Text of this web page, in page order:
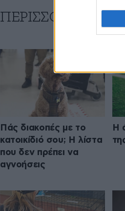
ΠΕΡΙΣΣΟΤΕΡΑ
Πάς διακοπές με το
κατοικίδιό σου; Η λίστα
που δεν πρέπει να
αγνοήσεις
Η